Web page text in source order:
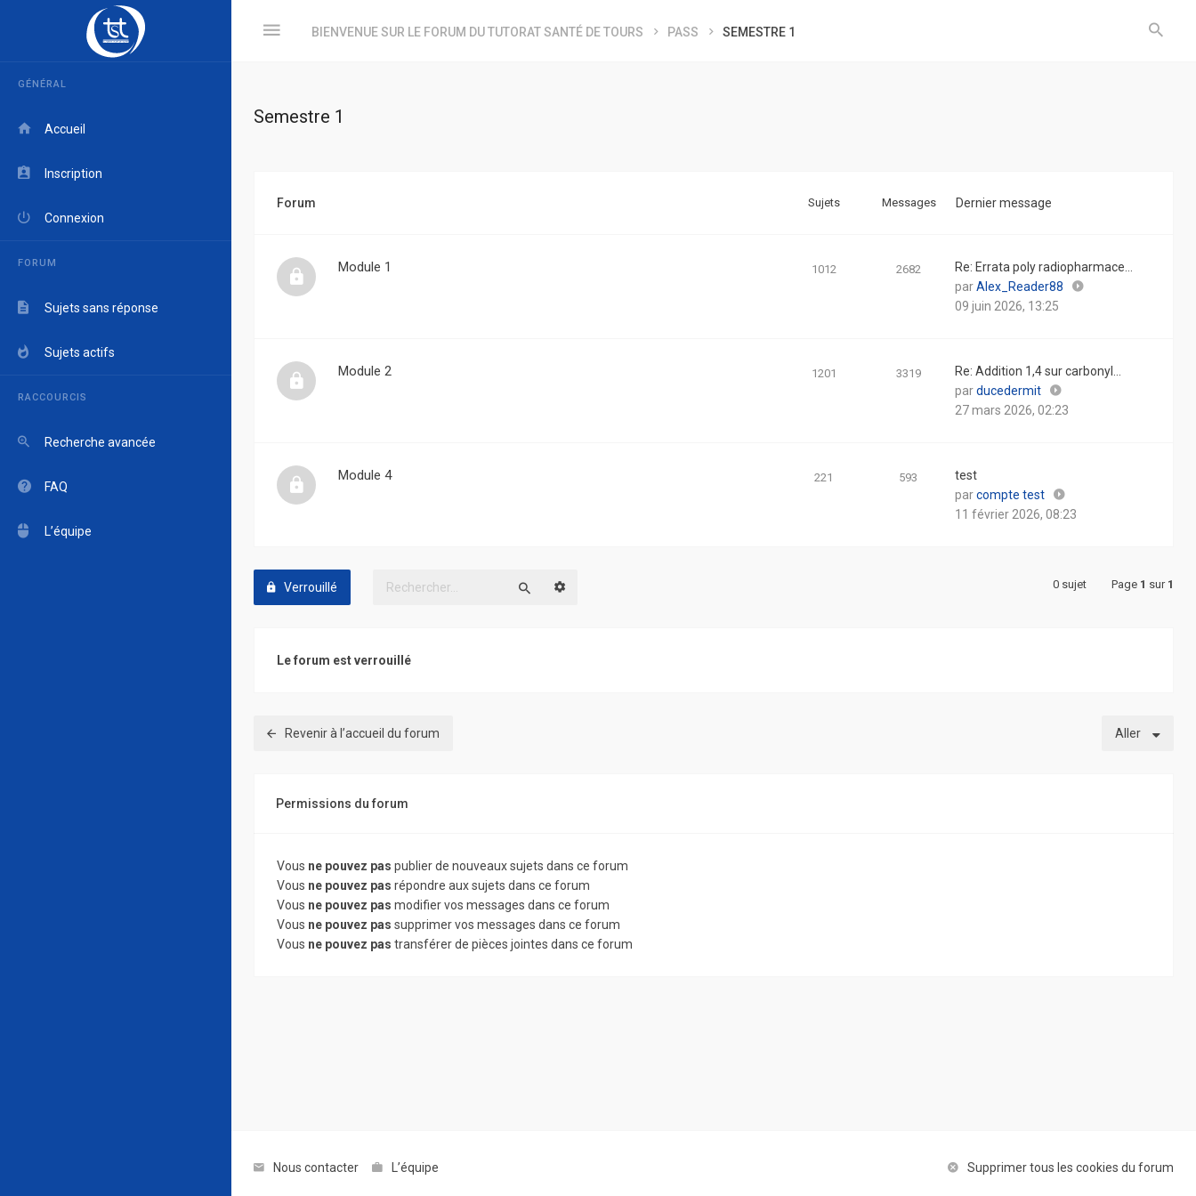
BIENVENUE SUR LE FORUM DU TUTORAT SANTÉ DE TOURS PASS SEMESTRE 1
GÉNÉRAL
Accueil
Inscription
Connexion
FORUM
Sujets sans réponse
Sujets actifs
RACCOURCIS
Recherche avancée
FAQ
L’équipe
Semestre 1
Forum Sujets Messages Dernier message
Module 1 1012 2682
Re: Errata poly radiopharmace…
parAlex_Reader88
Consulter
09 juin 2026, 13:25
Module 2 1201 3319
Re: Addition 1,4 sur carbonyl…
parducedermit
Consulter
le
27 mars 2026, 02:23
Module 4 221 593
test
parcompte test
Consulter
le
11 février 2026, 08:23
Verrouillé
Recherche avancée 0 sujet Page 1 sur 1
Le forum est verrouillé
Revenir à l’accueil du forum Aller
Permissions du forum
Vous ne pouvez pas publier de nouveaux sujets dans ce forum
Vous ne pouvez pas répondre aux sujets dans ce forum
Vous ne pouvez pas modifier vos messages dans ce forum
Vous ne pouvez pas supprimer vos messages dans ce forum
Vous ne pouvez pas transférer de pièces jointes dans ce forum
Nous contacter L’équipe Supprimer tous les cookies du forum